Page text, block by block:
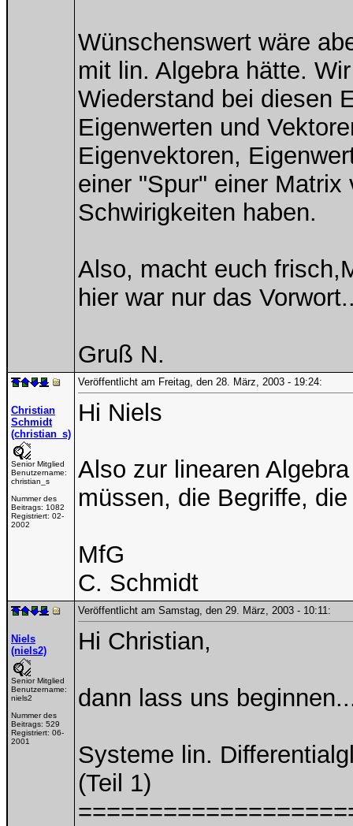
Wünschenswert wäre
mit lin. Algebra hätte.
Wiederstand bei diesen
Eigenwerten und
Eigenvektoren,
einer "Spur" einer
Schwirigkeiten haben.
Also, macht euch
hier war nur das
Gruß N.
Christian
Schmidt
(christian_s)
Senior Mitglied
Benutzername:
christian_s
Nummer des
Beitrags: 1082
Registriert: 02-
2002
Veröffentlicht am Freitag, den 28. März, 2003 - 19:24:
Hi Niels
Also zur linearen
müssen, die Begriffe,
MfG
C. Schmidt
Niels
(niels2)
Senior Mitglied
Benutzername:
niels2
Nummer des
Beitrags: 529
Registriert: 06-
2001
Veröffentlicht am Samstag, den 29. März, 2003 - 10:11:
Hi Christian,
dann lass uns
Systeme lin.
(Teil 1)